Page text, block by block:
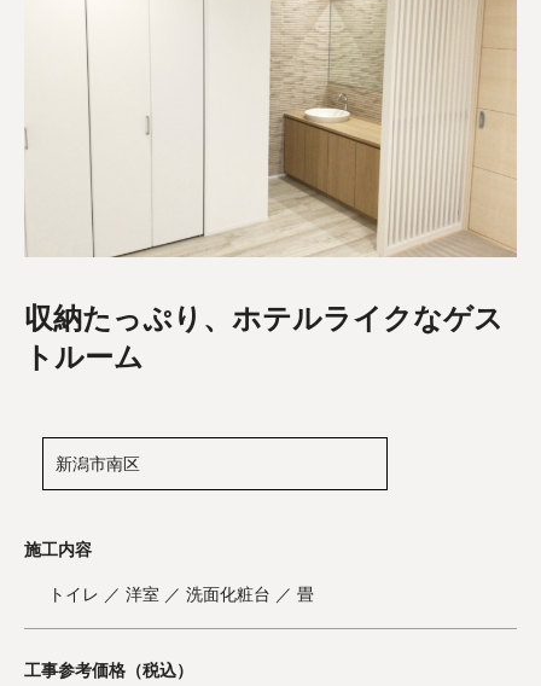
収納たっぷり、ホテルライクなゲス
トルーム
新潟市南区
施工内容
トイレ ／ 洋室 ／ 洗面化粧台 ／ 畳
工事参考価格（税込）